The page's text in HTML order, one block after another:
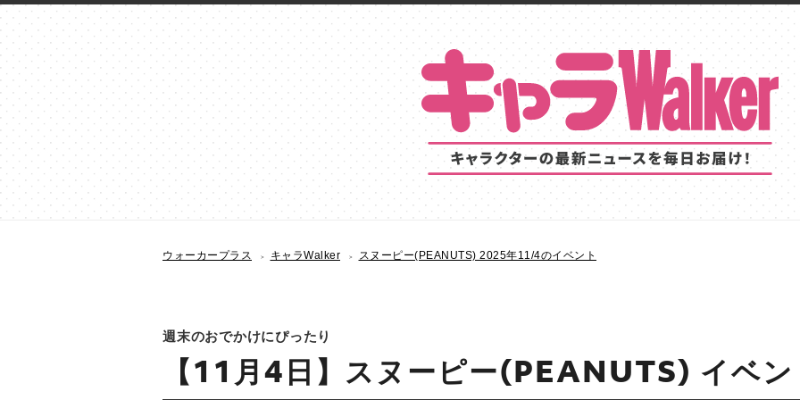
ウォーカープラス キャラWalker スヌーピー(PEANUTS) 2025年11/4のイベント
週末のおでかけにぴったり
【11月4日】スヌーピー(PEANUTS) イベ